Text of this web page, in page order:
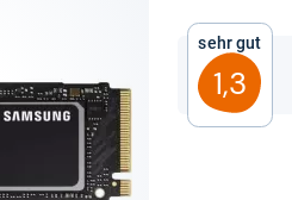
Sehr gut
1,3